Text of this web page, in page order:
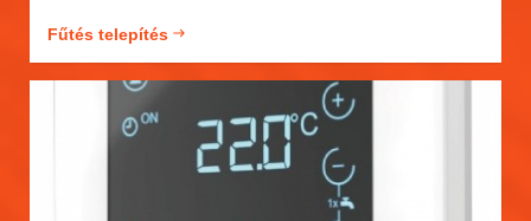
Fűtés telepítés